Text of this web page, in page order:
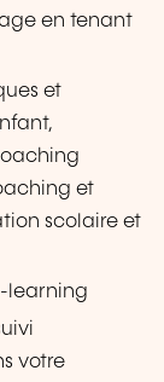
en tenant
et
et
scolaire et
learning
votre